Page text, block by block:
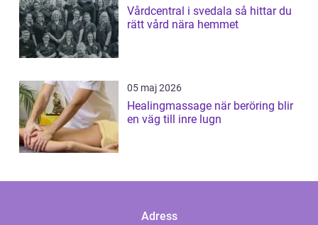
Vårdcentral i svedala så hittar du
rätt vård nära hemmet
05 maj 2026
Healingmassage när beröring blir
en väg till inre lugn
Adress